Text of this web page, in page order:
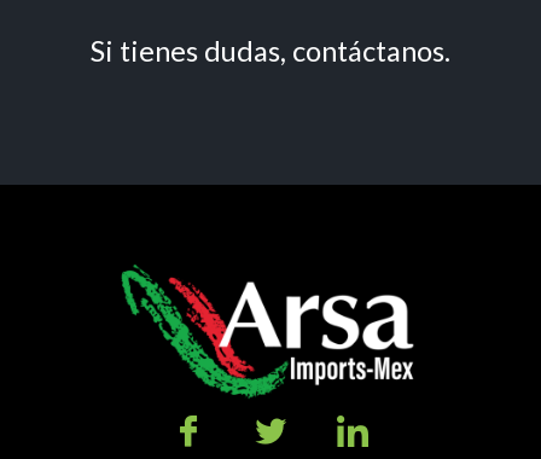
Si tienes dudas, contáctanos.